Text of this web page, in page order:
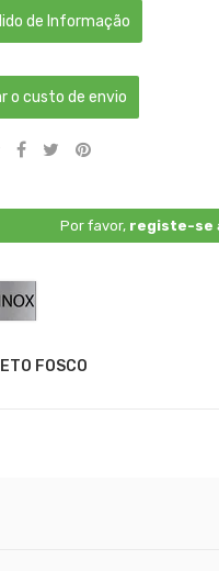
de Informação
o custo de envio
Por favor, registe-se
FOSCO